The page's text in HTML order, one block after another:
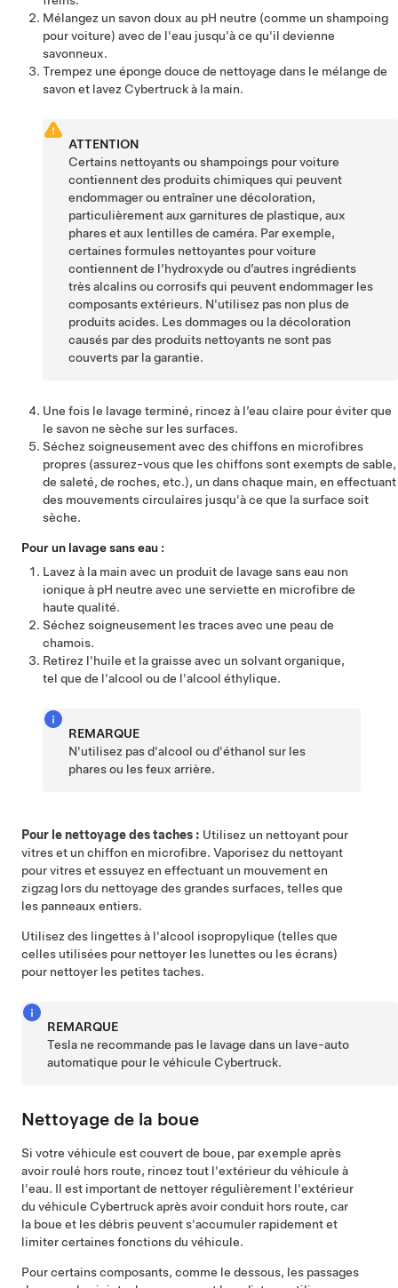
Mélangez un savon doux au pH neutre (comme un shampoing
pour voiture) avec de l'eau jusqu'à ce qu'il devienne
savonneux.
Trempez une éponge douce de nettoyage dans le mélange de
savon et lavez Cybertruckà la main.
ATTENTION
Certains nettoyants ou shampoings pour voiture
contiennent des produits chimiques qui peuvent
endommager ou entraîner une décoloration,
particulièrement aux garnitures de plastique, aux
phares et aux lentilles de caméra. Par exemple,
certaines formules nettoyantes pour voiture
contiennent de l’hydroxyde ou d’autres ingrédients
très alcalins ou corrosifs qui peuvent endommager les
composants extérieurs. N'utilisez pas non plus de
produits acides. Les dommages ou la décoloration
causés par des produits nettoyants ne sont pas
couverts par la garantie.
Une fois le lavage terminé, rincez à l’eau claire pour éviter que
le savon ne sèche sur les surfaces.
Séchez soigneusement avec des chiffons en microfibres
propres (assurez-vous que les chiffons sont exempts de sable,
de saleté, de roches, etc.), un dans chaque main, en effectuant
des mouvements circulaires jusqu'à ce que la surface soit
sèche.
Pour un lavage sans eau :
Lavez à la main avec un produit de lavage sans eau non
ionique à pH neutre avec une serviette en microfibre de
haute qualité.
Séchez soigneusement les traces avec une peau de
chamois.
Retirez l'huile et la graisse avec un solvant organique,
tel que de l'alcool ou de l'alcool éthylique.
REMARQUE
N'utilisez pas d'alcool ou d'éthanol sur les
phares ou les feux arrière.
Pour le nettoyage des taches : Utilisez un nettoyant pour
vitres et un chiffon en microfibre. Vaporisez du nettoyant
pour vitres et essuyez en effectuant un mouvement en
zigzag lors du nettoyage des grandes surfaces, telles que
les panneaux entiers.
Utilisez des lingettes à l'alcool isopropylique (telles que
celles utilisées pour nettoyer les lunettes ou les écrans)
pour nettoyer les petites taches.
REMARQUE
Tesla ne recommande pas le lavage dans un lave-auto
automatique pour le véhicule Cybertruck.
Nettoyage de la boue
Si votre véhicule est couvert de boue, par exemple après
avoir roulé hors route, rincez tout l'extérieur du véhicule à
l'eau. Il est important de nettoyer régulièrement l'extérieur
du véhicule Cybertruck après avoir conduit hors route, car
la boue et les débris peuvent s'accumuler rapidement et
limiter certaines fonctions du véhicule.
Pour certains composants, comme le dessous, les passages